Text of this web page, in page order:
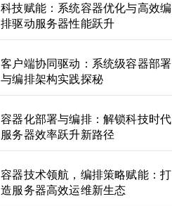
科技赋能：系统容器优化与高效编
排驱动服务器性能跃升
客户端协同驱动：系统级容器部署
与编排架构实践探秘
容器化部署与编排：解锁科技时代
服务器效率跃升新路径
容器技术领航，编排策略赋能：打
造服务器高效运维新生态